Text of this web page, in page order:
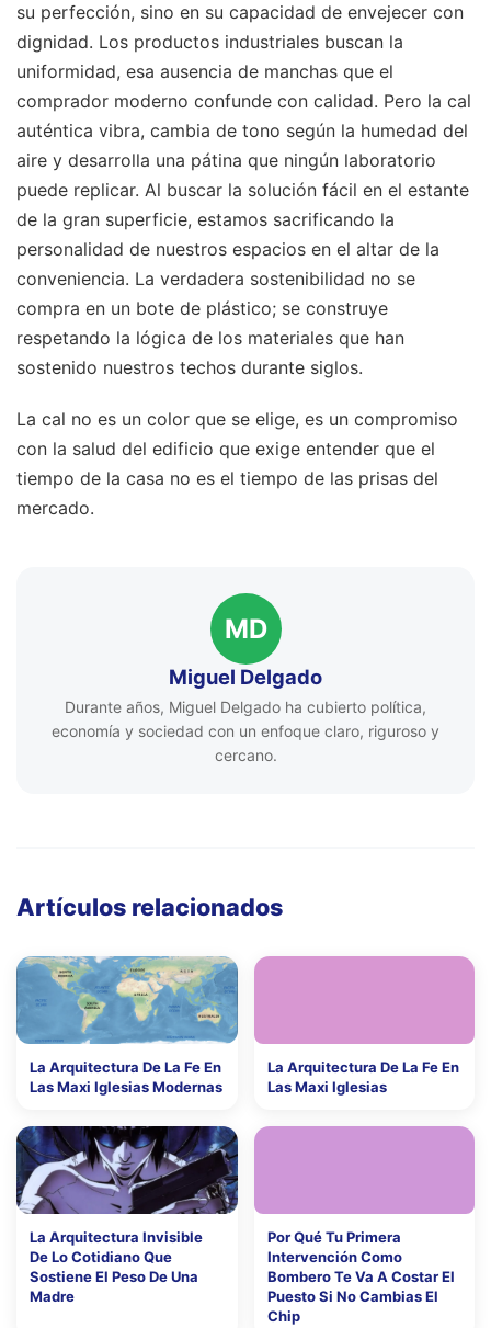
su perfección, sino en su capacidad de envejecer con
dignidad. Los productos industriales buscan la
uniformidad, esa ausencia de manchas que el
comprador moderno confunde con calidad. Pero la cal
auténtica vibra, cambia de tono según la humedad del
aire y desarrolla una pátina que ningún laboratorio
puede replicar. Al buscar la solución fácil en el estante
de la gran superficie, estamos sacrificando la
personalidad de nuestros espacios en el altar de la
conveniencia. La verdadera sostenibilidad no se
compra en un bote de plástico; se construye
respetando la lógica de los materiales que han
sostenido nuestros techos durante siglos.
La cal no es un color que se elige, es un compromiso
con la salud del edificio que exige entender que el
tiempo de la casa no es el tiempo de las prisas del
mercado.
MD
Miguel Delgado
Durante años, Miguel Delgado ha cubierto política,
economía y sociedad con un enfoque claro, riguroso y
cercano.
Artículos relacionados
La Arquitectura De La Fe En
Las Maxi Iglesias Modernas
La Arquitectura De La Fe En
Las Maxi Iglesias
La Arquitectura Invisible
De Lo Cotidiano Que
Sostiene El Peso De Una
Madre
Por Qué Tu Primera
Intervención Como
Bombero Te Va A Costar El
Puesto Si No Cambias El
Chip